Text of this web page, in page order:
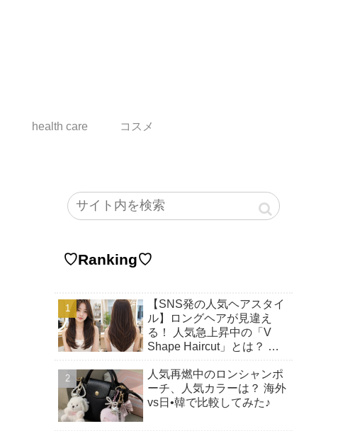
health care コスメ
♡Ranking♡
【SNS発の人気ヘアスタイ
ル】ロングヘアが見違え
る！ 人気急上昇中の「V
Shape Haircut」とは？ ア
由♡
人気再燃中のロンシャンポ
ーチ、人気カラーは？ 海外
vs日•韓で比較してみた♪